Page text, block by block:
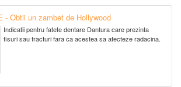
- Obtii un zambet de Hollywood
Indicatii pentru fatete dentare Dantura care prezinta
fisuri sau fracturi fara ca acestea sa afecteze radacina.